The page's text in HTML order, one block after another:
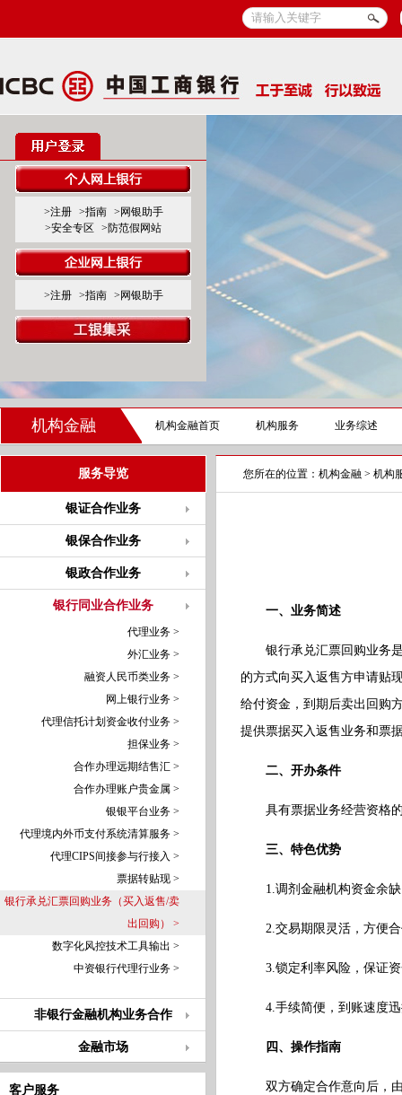
>注册 >指南
>网银助手
>安全专区
>防范假网站
>注册 >指南 >网银助手
机构金融 机构金融首页 机构服务 业务综述
服务导览
银证合作业务
银保合作业务
银政合作业务
银行同业合作业务
代理业务 >
外汇业务 >
融资人民币类业务 >
网上银行业务 >
代理信托计划资金收付业务 >
担保业务 >
合作办理远期结售汇 >
合作办理账户贵金属 >
银银平台业务 >
代理境内外币支付系统清算服务 >
代理CIPS间接参与行接入 >
票据转贴现 >
银行承兑汇票回购业务（买入返售/卖
出回购） >
数字化风控技术工具输出 >
中资银行代理行业务 >
非银行金融机构业务合作
金融市场
客户服务
您所在的位置： 机构金融 > 机构
一、业务简述
银行承兑汇票回购业务
的方式向买入返售方申请贴
给付资金，到期后卖出回购
提供票据买入返售业务和票
二、开办条件
具有票据业务经营资格
三、特色优势
1.调剂金融机构资金余
2.交易期限灵活，方便合
3.锁定利率风险，保证资
4.手续简便，到账速度迅
四、操作指南
双方确定合作意向后，